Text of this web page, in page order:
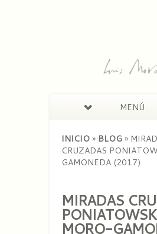
MENÚ
INICIO » BLOG »
CRUZADAS
GAMONEDA (2017)
MIRADAS
MORO-